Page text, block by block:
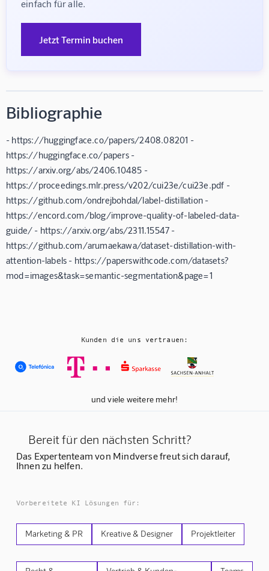
einfach für alle.
Jetzt Termin buchen
Bibliographie
- https://huggingface.co/papers/2408.08201 -
https://huggingface.co/papers -
https://arxiv.org/abs/2406.10485 -
https://proceedings.mlr.press/v202/cui23e/cui23e.pdf -
https://github.com/ondrejbohdal/label-distillation -
https://encord.com/blog/improve-quality-of-labeled-data-
guide/ - https://arxiv.org/abs/2311.15547 -
https://github.com/arumaekawa/dataset-distillation-with-
attention-labels - https://paperswithcode.com/datasets?
mod=images&task=semantic-segmentation&page=1
Kunden die uns vertrauen:
und viele weitere mehr!
Bereit für den nächsten Schritt?
Das Expertenteam von Mindverse freut sich darauf,
Ihnen zu helfen.
Vorbereitete KI Lösungen für:
Marketing & PR Kreative & Designer Projektleiter